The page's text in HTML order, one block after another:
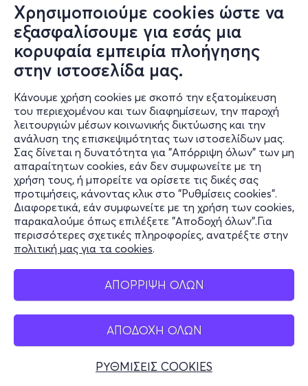
Χρησιμοποιούμε cookies ώστε να
εξασφαλίσουμε για εσάς μια
κορυφαία εμπειρία πλοήγησης
στην ιστοσελίδα μας.
Κάνουμε χρήση cookies με σκοπό την εξατομίκευση
του περιεχομένου και των διαφημίσεων, την παροχή
λειτουργιών μέσων κοινωνικής δικτύωσης και την
ανάλυση της επισκεψιμότητας των ιστοσελίδων μας.
Σας δίνεται η δυνατότητα για "Απόρριψη όλων" των μη
απαραίτητων cookies, εάν δεν συμφωνείτε με τη
χρήση τους, ή μπορείτε να ορίσετε τις δικές σας
προτιμήσεις, κάνοντας κλικ στο "Ρυθμίσεις cookies".
Διαφορετικά, εάν συμφωνείτε με τη χρήση των cookies,
παρακαλούμε όπως επιλέξετε "Αποδοχή όλων".Για
περισσότερες σχετικές πληροφορίες, ανατρέξτε στην
πολιτική μας για τα cookies.
ΑΠΟΡΡΙΨΗ ΟΛΩΝ
ΑΠΟΔΟΧΗ ΟΛΩΝ
ΡΥΘΜΙΣΕΙΣ COOKIES
Πληροφορίες
Υποστήριξη
Stay Connected
Mobile app